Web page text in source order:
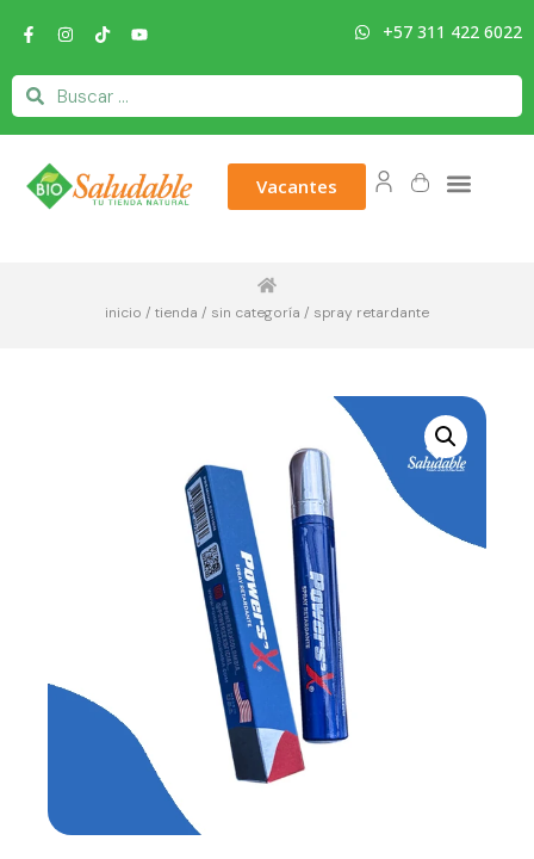
+57 311 422 6022
Vacantes
inicio / tienda / sin categoría / spray retardante